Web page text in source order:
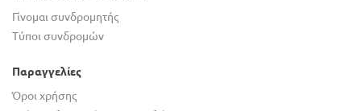
Γίνομαι συνδρομητής
Τύποι συνδρομών
Παραγγελίες
Όροι χρήσης